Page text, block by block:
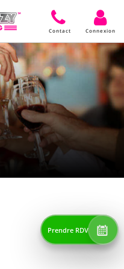
Contact Connexion
Prendre RDV